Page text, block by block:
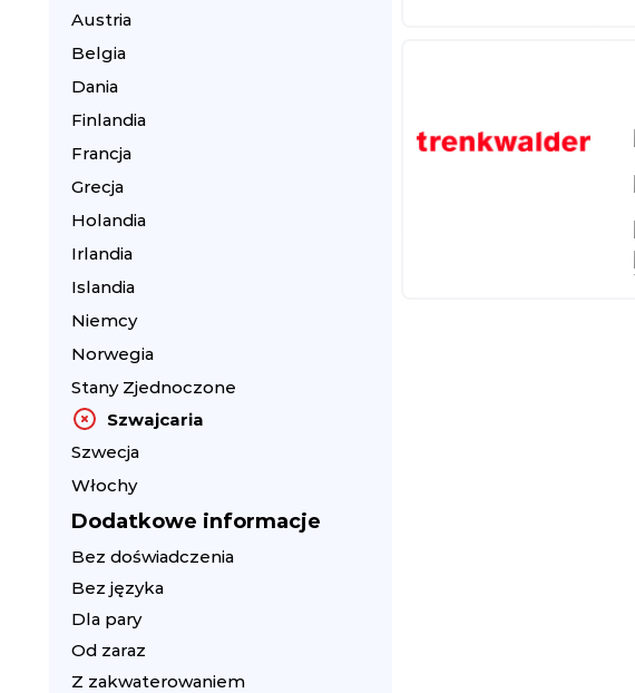
Austria
Belgia
Dania
Finlandia
Francja
Grecja
Holandia
Irlandia
Islandia
Niemcy
Norwegia
Stany Zjednoczone
Szwajcaria
Szwecja
Włochy
Dodatkowe informacje
Bez doświadczenia
Bez języka
Dla pary
Od zaraz
Z zakwaterowaniem